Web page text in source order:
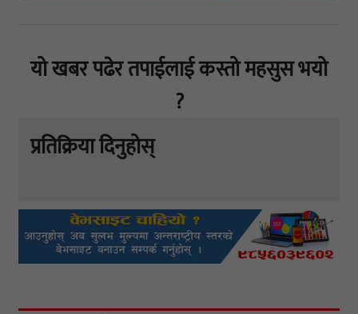
यो खबर पढेर तपाईलाई कस्तो महसुस भयो
?
प्रतिक्रिया दिनुहोस्